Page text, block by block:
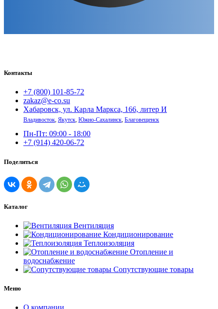
Контакты
+7 (800) 101-85-72
zakaz@e-co.su
Хабаровск, ул. Карла Маркса, 166, литер И
Владивосток, Якутск, Южно-Сахалинск, Благовещенск
Пн-Пт: 09:00 - 18:00
+7 (914) 420-06-72
Поделиться
Каталог
Вентиляция
Кондиционирование
Теплоизоляция
Отопление и
водоснабжение
Сопутствующие товары
Меню